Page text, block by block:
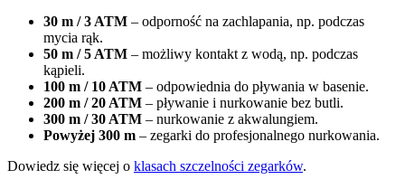
30 m / 3 ATM – odporność na zachlapania, np. podczas
mycia rąk.
50 m / 5 ATM – możliwy kontakt z wodą, np. podczas
kąpieli.
100 m / 10 ATM – odpowiednia do pływania w basenie.
200 m / 20 ATM – pływanie i nurkowanie bez butli.
300 m / 30 ATM – nurkowanie z akwalungiem.
Powyżej 300 m – zegarki do profesjonalnego nurkowania.
Dowiedz się więcej o klasach szczelności zegarków.